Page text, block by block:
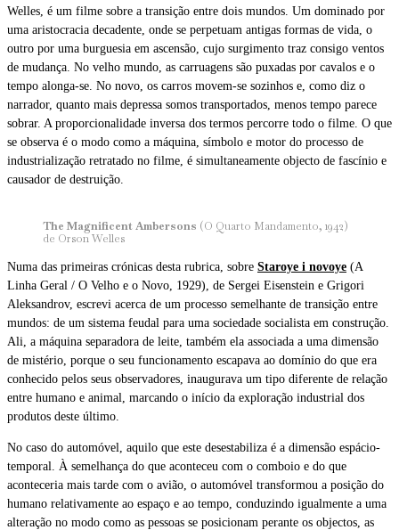
Welles, é um filme sobre a transição entre dois mundos. Um dominado por
uma aristocracia decadente, onde se perpetuam antigas formas de vida, o
outro por uma burguesia em ascensão, cujo surgimento traz consigo ventos
de mudança. No velho mundo, as carruagens são puxadas por cavalos e o
tempo alonga-se. No novo, os carros movem-se sozinhos e, como diz o
narrador, quanto mais depressa somos transportados, menos tempo parece
sobrar. A proporcionalidade inversa dos termos percorre todo o filme. O que
se observa é o modo como a máquina, símbolo e motor do processo de
industrialização retratado no filme, é simultaneamente objecto de fascínio e
causador de destruição.
The Magnificent Ambersons (O Quarto Mandamento, 1942)
de Orson Welles
Numa das primeiras crónicas desta rubrica, sobre Staroye i novoye (A
Linha Geral / O Velho e o Novo, 1929), de Sergei Eisenstein e Grigori
Aleksandrov, escrevi acerca de um processo semelhante de transição entre
mundos: de um sistema feudal para uma sociedade socialista em construção.
Ali, a máquina separadora de leite, também ela associada a uma dimensão
de mistério, porque o seu funcionamento escapava ao domínio do que era
conhecido pelos seus observadores, inaugurava um tipo diferente de relação
entre humano e animal, marcando o início da exploração industrial dos
produtos deste último.
No caso do automóvel, aquilo que este desestabiliza é a dimensão espácio-
temporal. À semelhança do que aconteceu com o comboio e do que
aconteceria mais tarde com o avião, o automóvel transformou a posição do
humano relativamente ao espaço e ao tempo, conduzindo igualmente a uma
alteração no modo como as pessoas se posicionam perante os objectos, as